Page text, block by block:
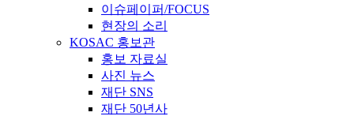
이슈페이퍼/FOCUS
현장의 소리
KOSAC 홍보관
홍보 자료실
사진 뉴스
재단 SNS
재단 50년사